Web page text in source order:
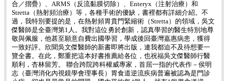
合／摺疊）、ARMS（反流黏膜切除）、Enteryx（注射治療）和
Stretta（熱射頻治療）等，各種手術的優缺，書裡都有詳細介紹。不
過，我特別要提的是，在熱射頻胃賁門緊縮術（Stretta）的領域，吳文
傑醫師是全臺灣第1人。我對這位勇於創新，認真學習的醫生特別地尊
敬與佩服，他甚至願意自費出國學習，學成後回臺灣嘉惠病患，獲得
一致好評。欣聞吳文傑醫師的新書即將出版，連我都迫不及待想要一
覽全書。在此，鄭重把這本好書推薦給各位，也祝福吳文傑醫師行醫
順利，杏林留芳。 聯合跨院跨科權威專家，首屈一指的代表作－侯明
志（臺灣消化內視鏡學會理事長）胃食道逆流疾病普遍被認為是門診